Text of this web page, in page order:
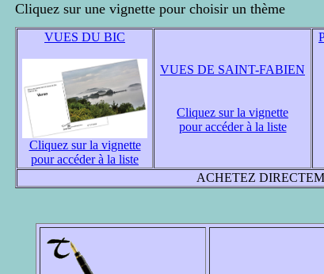
Cliquez sur une vignette pour choisir un thème
VUES DU BIC
Cliquez sur la vignette
pour accéder à la liste
VUES DE SAINT-FABIEN
Cliquez sur la vignette
pour accéder à la liste
ACHETEZ